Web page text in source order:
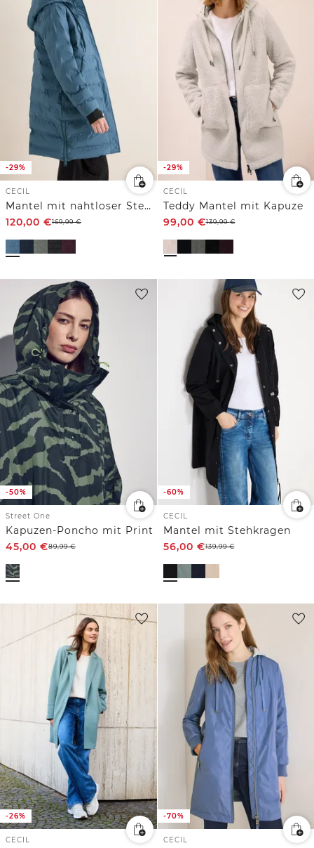
-29%
CECIL
Mantel mit nahtloser Steppung
120,00 €169,99€
-29%
CECIL
Teddy Mantel mit Kapuze
99,00 €139,99€
-50%
Street One
Kapuzen-Poncho mit Print
45,00 €89,99€
-60%
CECIL
Mantel mit Stehkragen
56,00 €139,99€
-26%
CECIL
-70%
CECIL